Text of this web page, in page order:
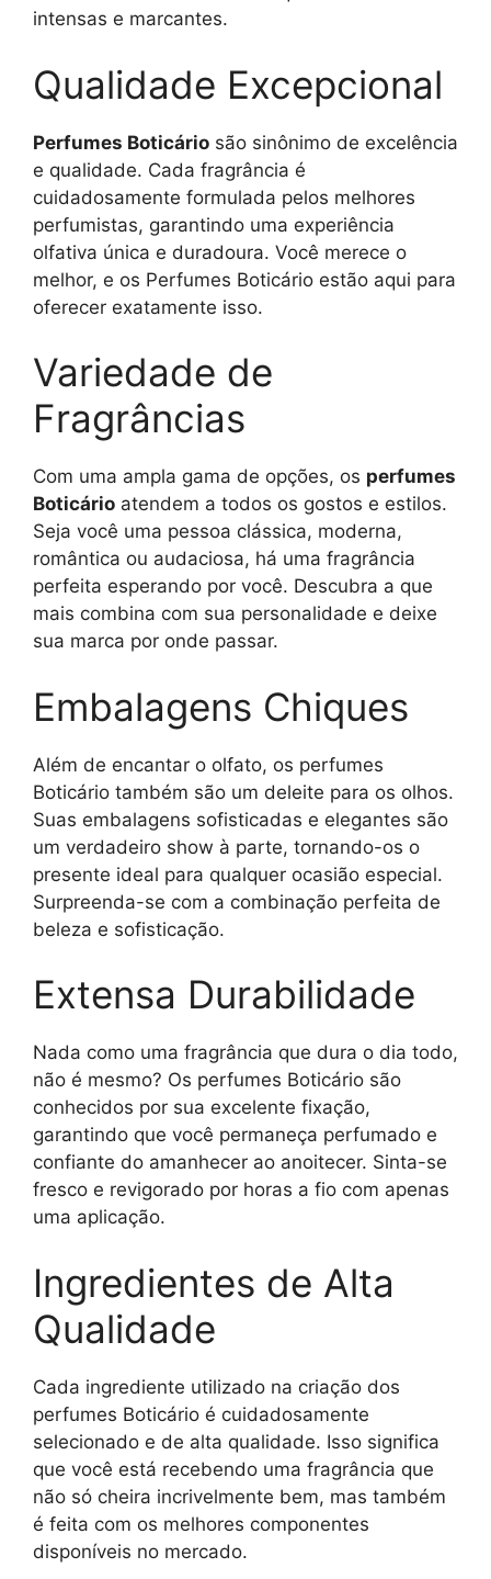
intensas e marcantes.
Qualidade Excepcional
Perfumes Boticário são sinônimo de excelência
e qualidade. Cada fragrância é
cuidadosamente formulada pelos melhores
perfumistas, garantindo uma experiência
olfativa única e duradoura. Você merece o
melhor, e os Perfumes Boticário estão aqui para
oferecer exatamente isso.
Variedade de
Fragrâncias
Com uma ampla gama de opções, os perfumes
Boticário atendem a todos os gostos e estilos.
Seja você uma pessoa clássica, moderna,
romântica ou audaciosa, há uma fragrância
perfeita esperando por você. Descubra a que
mais combina com sua personalidade e deixe
sua marca por onde passar.
Embalagens Chiques
Além de encantar o olfato, os perfumes
Boticário também são um deleite para os olhos.
Suas embalagens sofisticadas e elegantes são
um verdadeiro show à parte, tornando-os o
presente ideal para qualquer ocasião especial.
Surpreenda-se com a combinação perfeita de
beleza e sofisticação.
Extensa Durabilidade
Nada como uma fragrância que dura o dia todo,
não é mesmo? Os perfumes Boticário são
conhecidos por sua excelente fixação,
garantindo que você permaneça perfumado e
confiante do amanhecer ao anoitecer. Sinta-se
fresco e revigorado por horas a fio com apenas
uma aplicação.
Ingredientes de Alta
Qualidade
Cada ingrediente utilizado na criação dos
perfumes Boticário é cuidadosamente
selecionado e de alta qualidade. Isso significa
que você está recebendo uma fragrância que
não só cheira incrivelmente bem, mas também
é feita com os melhores componentes
disponíveis no mercado.